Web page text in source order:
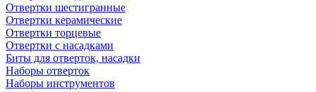
Отвертки шестигранные
Отвертки керамические
Отвертки торцевые
Отвертки с насадками
Биты для отверток, насадки
Наборы отверток
Наборы инструментов